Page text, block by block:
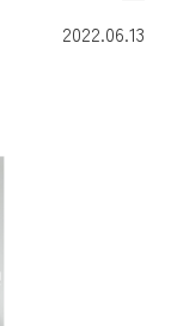
2022.06.13